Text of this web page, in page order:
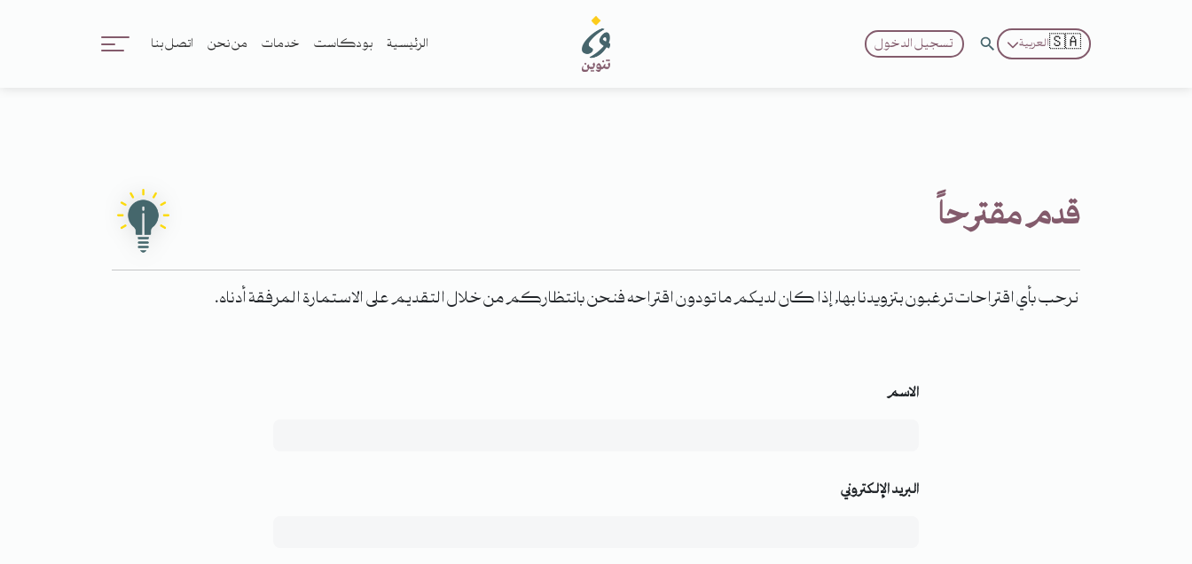
🇸🇦العربية تسجيل الدخول الرئيسية بودكاست خدمات من نحن اتصل بنا
قدم مقترحاً
نرحب بأي اقتراحات ترغبون بتزويدنا بها, إذا كان لديكم ما تودون اقتراحه فنحن بانتظاركم من خلال التقديم على الاستمارة المرفقة أدناه.
الاسم
البريد الإلكتروني